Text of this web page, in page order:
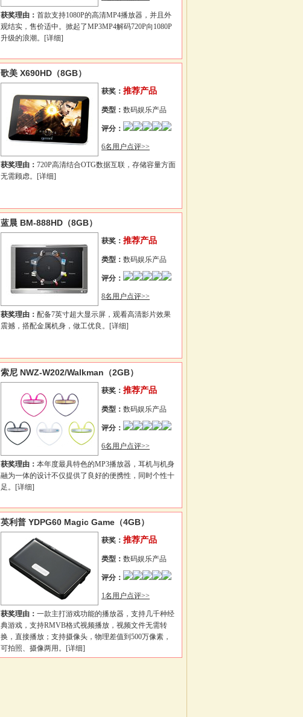
获奖理由： 首款支持1080P的高清MP4播放器，并且外
观结实，售价适中。掀起了MP3MP4解码720P向1080P
升级的浪潮。 [详细]
歌美 X690HD（8GB）
获奖： 推荐产品
类型： 数码娱乐产品
评分：
6名用户点评>>
获奖理由： 720P高清结合OTG数据互联，存储容量方面
无需顾虑。 [详细]
蓝晨 BM-888HD（8GB）
获奖： 推荐产品
类型： 数码娱乐产品
评分：
8名用户点评>>
获奖理由： 配备7英寸超大显示屏，观看高清影片效果
震撼，搭配金属机身，做工优良。 [详细]
索尼 NWZ-W202/Walkman（2GB）
获奖： 推荐产品
类型： 数码娱乐产品
评分：
6名用户点评>>
获奖理由： 本年度最具特色的MP3播放器，耳机与机身
融为一体的设计不仅提供了良好的便携性，同时个性十
足。 [详细]
英利普 YDPG60 Magic Game（4GB）
获奖： 推荐产品
类型： 数码娱乐产品
评分：
1名用户点评>>
获奖理由： 一款主打游戏功能的播放器，支持几千种经
典游戏，支持RMVB格式视频播放，视频文件无需转
换，直接播放；支持摄像头，物理差值到500万像素，
可拍照、摄像两用。 [详细]